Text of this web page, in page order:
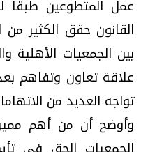
عمل المتطوعين طبقا
القانون حقق الكثير
بين الجمعيات الأهلية
علاقة تعاون وتفاهم
تواجه العديد من
وأوضح أن من أهم